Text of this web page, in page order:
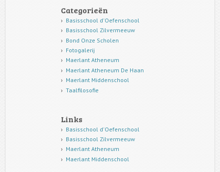
Categorieën
Basisschool d'Oefenschool
Basisschool Zilvermeeuw
Bond Onze Scholen
Fotogalerij
Maerlant Atheneum
Maerlant Atheneum De Haan
Maerlant Middenschool
Taalfilosofie
Links
Basisschool d'Oefenschool
Basisschool Zilvermeeuw
Maerlant Atheneum
Maerlant Middenschool